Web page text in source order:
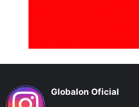
Globalon Oficial